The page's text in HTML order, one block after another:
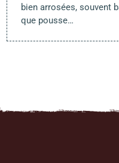
bien arrosées, souvent
que pousse…